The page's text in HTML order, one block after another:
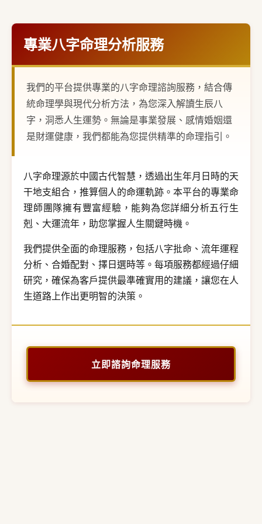
專業八字命理分析服務
我們的平台提供專業的八字命理諮詢服務，結合傳
統命理學與現代分析方法，為您深入解讀生辰八
字，洞悉人生運勢。無論是事業發展、感情婚姻還
是財運健康，我們都能為您提供精準的命理指引。
八字命理源於中國古代智慧，透過出生年月日時的天
干地支組合，推算個人的命運軌跡。本平台的專業命
理師團隊擁有豐富經驗，能夠為您詳細分析五行生
剋、大運流年，助您掌握人生關鍵時機。
我們提供全面的命理服務，包括八字批命、流年運程
分析、合婚配對、擇日選時等。每項服務都經過仔細
研究，確保為客戶提供最準確實用的建議，讓您在人
生道路上作出更明智的決策。
立即諮詢命理服務